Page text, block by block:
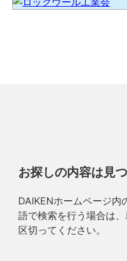
お探しの内容は見
DAIKENホームページ内
語で検索を行う場合は
区切ってください。